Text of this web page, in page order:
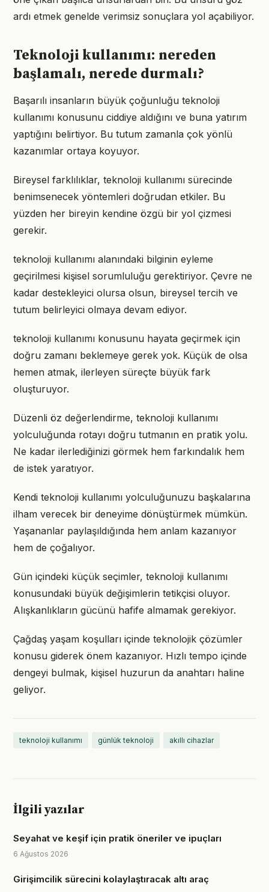
ardı etmek genelde verimsiz sonuçlara yol açabiliyor.
Teknoloji kullanımı: nereden
başlamalı, nerede durmalı?
Başarılı insanların büyük çoğunluğu teknoloji
kullanımı konusunu ciddiye aldığını ve buna yatırım
yaptığını belirtiyor. Bu tutum zamanla çok yönlü
kazanımlar ortaya koyuyor.
Bireysel farklılıklar, teknoloji kullanımı sürecinde
benimsenecek yöntemleri doğrudan etkiler. Bu
yüzden her bireyin kendine özgü bir yol çizmesi
gerekir.
teknoloji kullanımı alanındaki bilginin eyleme
geçirilmesi kişisel sorumluluğu gerektiriyor. Çevre ne
kadar destekleyici olursa olsun, bireysel tercih ve
tutum belirleyici olmaya devam ediyor.
teknoloji kullanımı konusunu hayata geçirmek için
doğru zamanı beklemeye gerek yok. Küçük de olsa
hemen atmak, ilerleyen süreçte büyük fark
oluşturuyor.
Düzenli öz değerlendirme, teknoloji kullanımı
yolculuğunda rotayı doğru tutmanın en pratik yolu.
Ne kadar ilerlediğinizi görmek hem farkındalık hem
de istek yaratıyor.
Kendi teknoloji kullanımı yolculuğunuzu başkalarına
ilham verecek bir deneyime dönüştürmek mümkün.
Yaşananlar paylaşıldığında hem anlam kazanıyor
hem de çoğalıyor.
Gün içindeki küçük seçimler, teknoloji kullanımı
konusundaki büyük değişimlerin tetikçisi oluyor.
Alışkanlıkların gücünü hafife almamak gerekiyor.
Çağdaş yaşam koşulları içinde teknolojik çözümler
konusu giderek önem kazanıyor. Hızlı tempo içinde
dengeyi bulmak, kişisel huzurun da anahtarı haline
geliyor.
teknoloji kullanımı günlük teknoloji akıllı cihazlar
İlgili yazılar
Seyahat ve keşif için pratik öneriler ve ipuçları
6 Ağustos 2026
Girişimcilik sürecini kolaylaştıracak altı araç